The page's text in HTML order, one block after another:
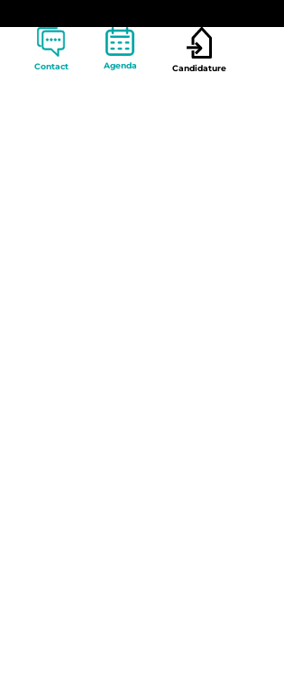
Contact Agenda Candidature